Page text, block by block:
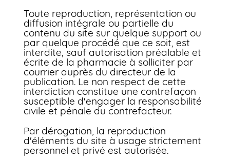
Toute reproduction, représentation ou
diffusion intégrale ou partielle du
contenu du site sur quelque support ou
par quelque procédé que ce soit, est
interdite, sauf autorisation préalable et
écrite de la pharmacie à solliciter par
courrier auprès du directeur de la
publication. Le non respect de cette
interdiction constitue une contrefaçon
susceptible d'engager la responsabilité
civile et pénale du contrefacteur.
Par dérogation, la reproduction
d'éléments du site à usage strictement
personnel et privé est autorisée.